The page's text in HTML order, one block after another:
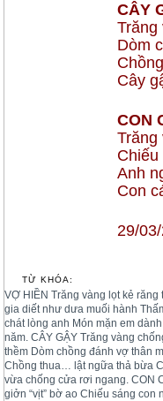
CÂY
Trăng
Dòm
Cây
CON
Trăng
Anh
Con
29/
TỪ KHÓA:
VỢ HIỀN Trăng vàng lọt kẻ
gia diết như dưa muối hành
chát lòng anh Món mặn em
năm. CÂY GẬY Trăng vàng
thềm Dòm chồng đánh vợ thân
Chồng thua… lật ngữa thả bừa
vừa chống cửa rơi ngang. CON
giởn “vịt” bờ ao Chiếu sáng